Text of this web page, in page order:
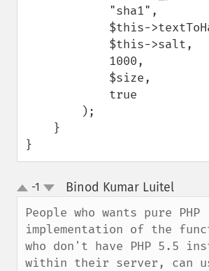
}
up
down
-1 Binod Kumar Luitel¶
People who wants pure PHP
implementation of the
who don't have PHP 5.5
within their server, can